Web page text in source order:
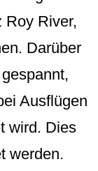
Roy River,
Darüber
Ausflügen
wird. Dies
werden.